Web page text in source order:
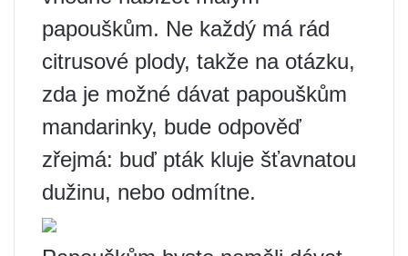
papouškům. Ne každý má rád
citrusové plody, takže na otázku,
zda je možné dávat papouškům
mandarinky, bude odpověď
zřejmá: buď pták kluje šťavnatou
dužinu, nebo odmítne.